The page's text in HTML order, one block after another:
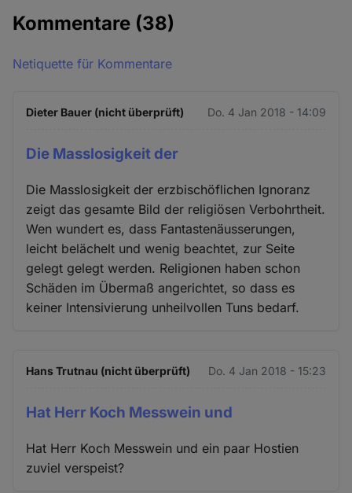
Kommentare (38)
Netiquette für Kommentare
Dieter Bauer (nicht überprüft) Do. 4 Jan 2018 - 14:09
Die Masslosigkeit der
Die Masslosigkeit der erzbischöflichen Ignoranz
zeigt das gesamte Bild der religiösen Verbohrtheit.
Wen wundert es, dass Fantastenäusserungen,
leicht belächelt und wenig beachtet, zur Seite
gelegt gelegt werden. Religionen haben schon
Schäden im Übermaß angerichtet, so dass es
keiner Intensivierung unheilvollen Tuns bedarf.
Hans Trutnau (nicht überprüft) Do. 4 Jan 2018 - 15:23
Hat Herr Koch Messwein und
Hat Herr Koch Messwein und ein paar Hostien
zuviel verspeist?